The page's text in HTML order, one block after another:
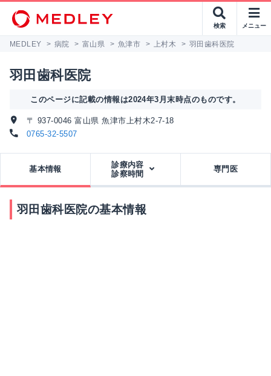
検索 メニュー
MEDLEY > 病院 > 富山県 > 魚津市 > 上村木 > 羽田歯科医院
羽田歯科医院
このページに記載の情報は2024年3月末時点のものです。
〒 937-0046 富山県 魚津市上村木2-7-18
0765-32-5507
基本情報
診療内容
診察時間
専門医
羽田歯科医院の基本情報